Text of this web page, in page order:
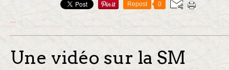
Repost 0
…
Une vidéo sur la SM